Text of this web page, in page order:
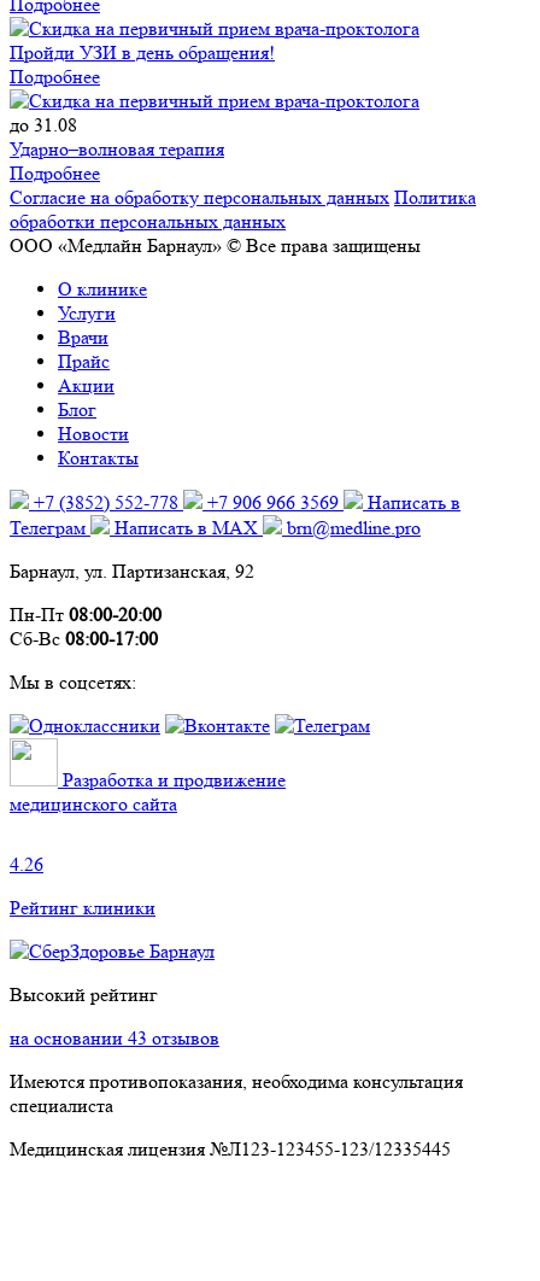
Пройди УЗИ в день обращения!
Подробнее
до 31.08
Ударно–волновая терапия
Подробнее
Согласие на обработку персональных данных Политика
обработки персональных данных
ООО «Медлайн Барнаул» © Все права защищены
О клинике
Услуги
Врачи
Прайс
Акции
Блог
Новости
Контакты
+7 (3852) 552‑778
+7 906 966 3569
Написать в
Телеграм
Написать в MAX
brn@medline.pro
Барнаул, ул. Партизанская, 92
Пн-Пт 08:00-20:00
Сб-Вс 08:00-17:00
Мы в соцсетях:
Разработка и продвижение
медицинского сайта
4.26
Рейтинг клиники
Высокий рейтинг
на основании 43 отзывов
Имеются противопоказания, необходима консультация
специалиста
Медицинская лицензия №Л123-123455-123/12335445